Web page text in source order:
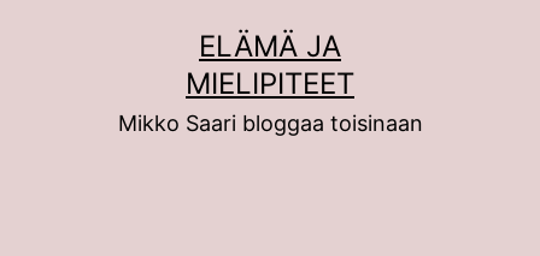
ELÄMÄ JA
MIELIPITEET
Mikko Saari bloggaa toisinaan